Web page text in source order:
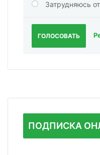
Затрудняюсь
ГОЛОСОВАТЬ
ПОДПИСКА